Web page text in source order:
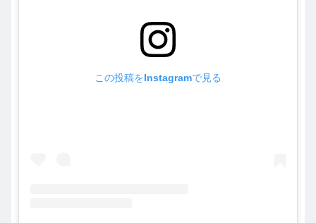
この投稿をInstagramで見る